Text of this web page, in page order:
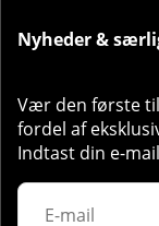
Nyheder &
Vær den første
fordel af
Indtast din e-